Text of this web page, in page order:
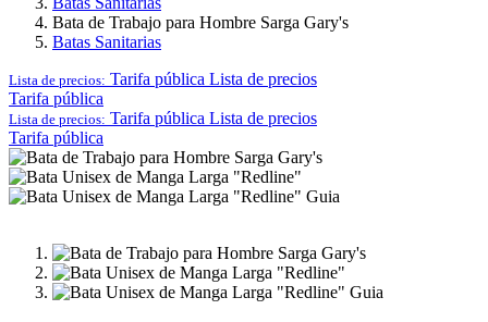
Bata de Trabajo para Hombre Sarga Gary's
Batas Sanitarias
Lista de precios: Tarifa pública Lista de precios
Tarifa pública
Lista de precios: Tarifa pública Lista de precios
Tarifa pública